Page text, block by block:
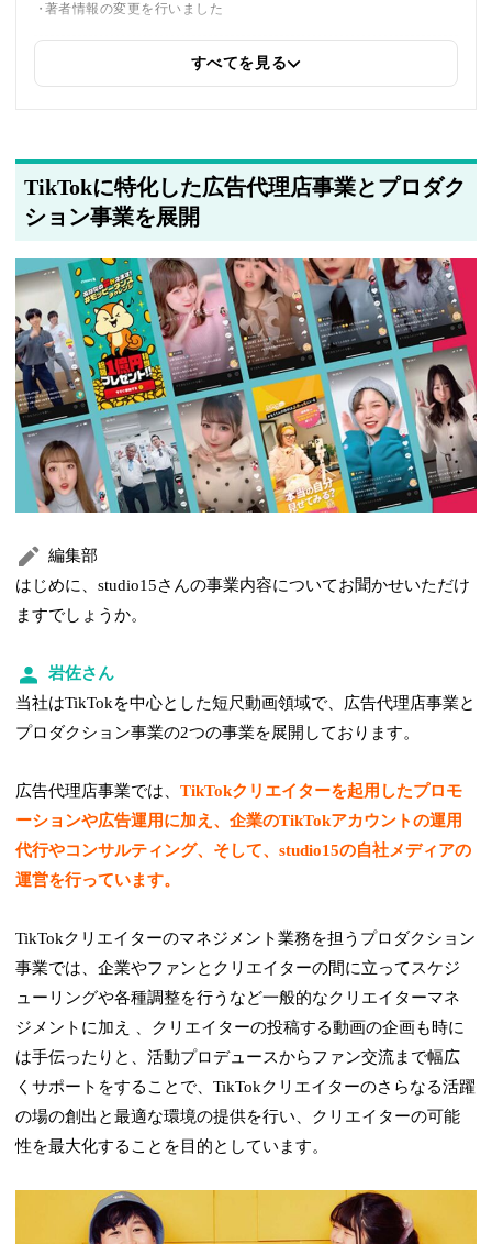
著者情報の変更を行いました
関連企業の紹介を追加しました
すべてを見る
TikTokに特化した広告代理店事業とプロダク
ション事業を展開
編集部
はじめに、studio15さんの事業内容についてお聞かせいただけ
ますでしょうか。
岩佐さん
当社はTikTokを中心とした短尺動画領域で、広告代理店事業と
プロダクション事業の2つの事業を展開しております。
広告代理店事業では、TikTokクリエイターを起用したプロモ
ーションや広告運用に加え、企業のTikTokアカウントの運用
代行やコンサルティング、そして、studio15の自社メディアの
運営を行っています。
TikTokクリエイターのマネジメント業務を担うプロダクション
事業では、企業やファンとクリエイターの間に立ってスケジ
ューリングや各種調整を行うなど一般的なクリエイターマネ
ジメントに加え 、クリエイターの投稿する動画の企画も時に
は手伝ったりと、活動プロデュースからファン交流まで幅広
くサポートをすることで、TikTokクリエイターのさらなる活躍
の場の創出と最適な環境の提供を行い、クリエイターの可能
性を最大化することを目的としています。